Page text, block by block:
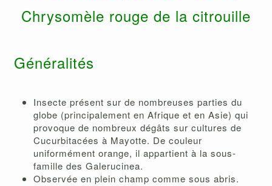
Chrysomèle rouge de la citrouille
Généralités
Insecte présent sur de nombreuses parties du
globe (principalement en Afrique et en Asie) qui
provoque de nombreux dégâts sur cultures de
Cucurbitacées à Mayotte. De couleur
uniformément orange, il appartient à la sous-
famille des Galerucinea.
Observée en plein champ comme sous abris.